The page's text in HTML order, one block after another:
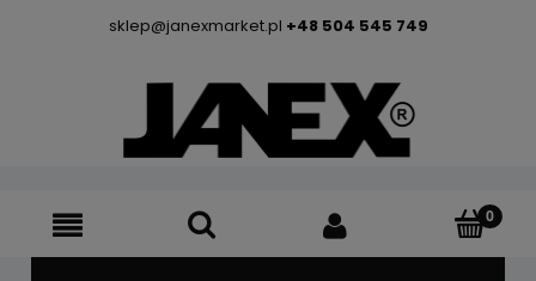
sklep@janexmarket.pl +48 504 545 749